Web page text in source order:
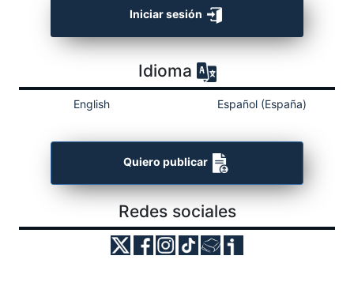
Iniciar sesión
Idioma
English Español (España)
Quiero publicar
Redes sociales